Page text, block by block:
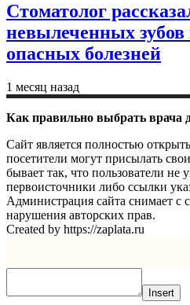
Стоматолог
невылеченных зубов
опасных болезней
1 месяц назад
Как правильно выбрать врача
Сайт является полностью
посетители могут присылать
бывает так, что пользователи не
первоисточники либо ссылки
Администрация сайта снимает с
нарушения авторских прав.
Created by https://zaplata.ru
Insert